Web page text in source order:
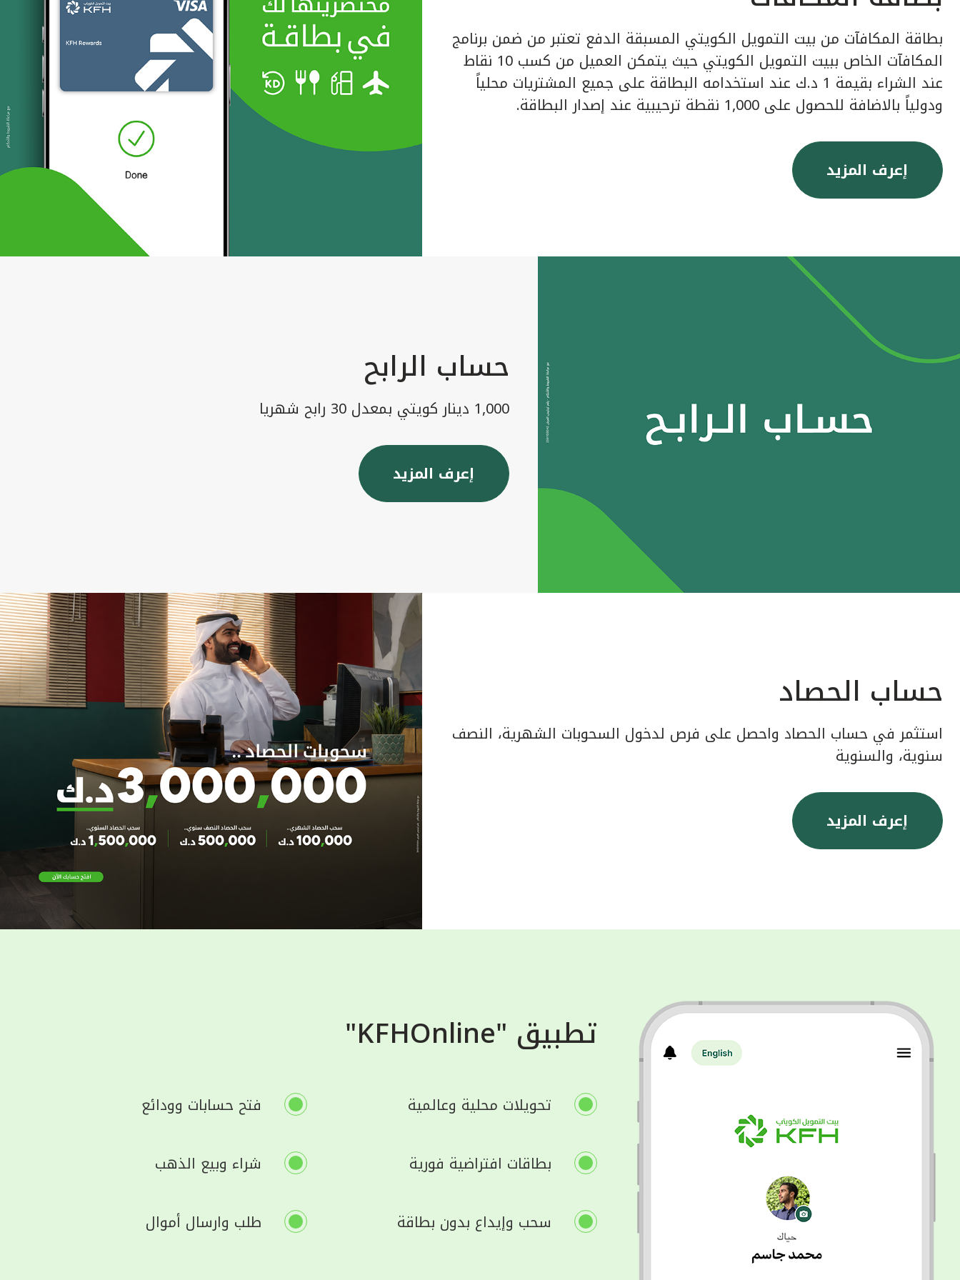
بطاقة المكافآت من بيت التمويل الكويتي المسبقة الدفع تعتبر من ضمن برنامج
المكافآت الخاص ببيت التمويل الكويتي حيث يتمكن العميل من كسب 10 نقاط
عند الشراء بقيمة 1 د.ك عند استخدامه البطاقة على جميع المشتريات محلياً
ودولياً بالاضافة للحصول على 1,000 نقطة ترحيبية عند إصدار البطاقة.
إعرف المزيد
حساب الرابح
1,000 دينار كويتي بمعدل 30 رابح شهريا
إعرف المزيد
حساب الحصاد
استثمر في حساب الحصاد واحصل على فرص لدخول السحوبات الشهرية، النصف
سنوية، والسنوية
إعرف المزيد
تطبيق "KFHOnline"
تحويلات محلية وعالمية فتح حسابات وودائع
بطاقات افتراضية فورية شراء وبيع الذهب
سحب وإيداع بدون بطاقة طلب وارسال أموال